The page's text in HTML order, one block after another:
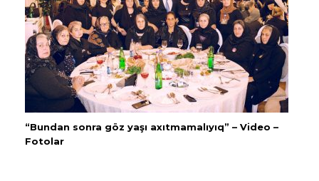
“Bundan sonra göz yaşı axıtmamalıyıq” – Video –
Fotolar